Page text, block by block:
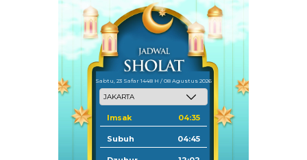
Sabtu, 23 Safar 1448 H / 08 Agustus 2026
Imsak 04:35
Subuh 04:45